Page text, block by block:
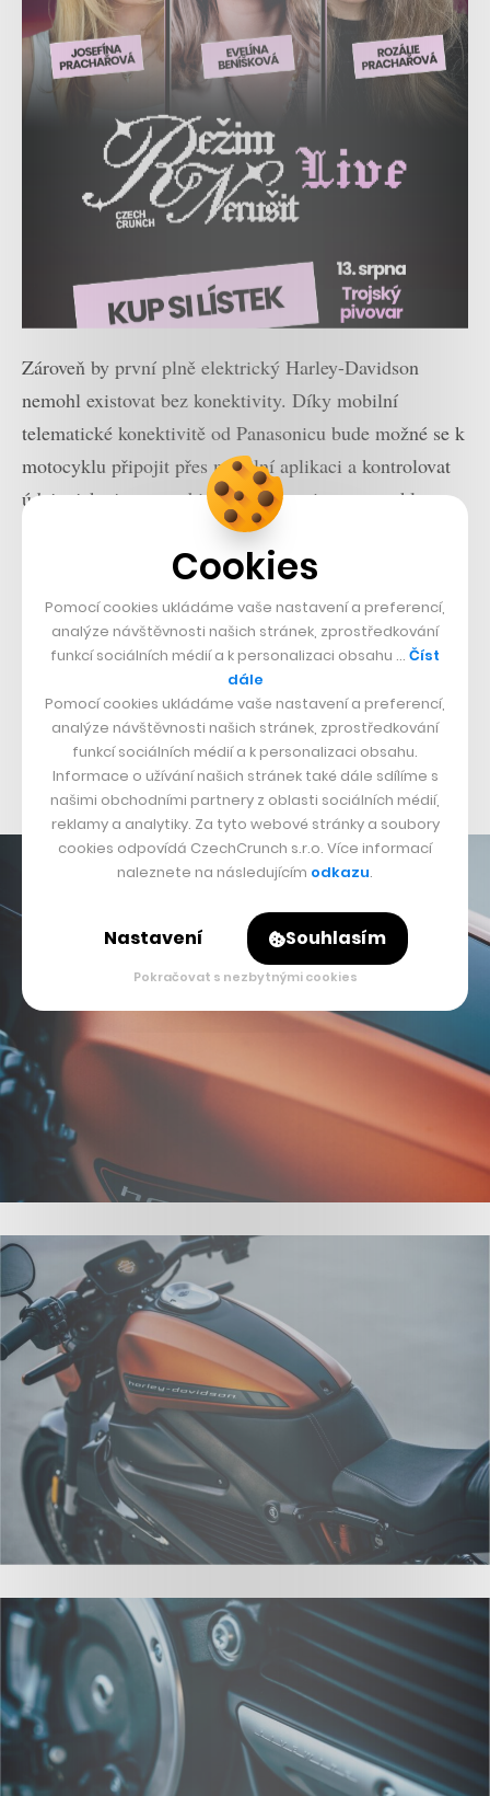
Zároveň by první plně elektrický Harley-Davidson
nemohl existovat bez konektivity. Díky mobilní
telematické konektivitě od Panasonicu bude možné se k
motocyklu připojit přes mobilní aplikaci a kontrolovat
údaje, jako je stav nabití baterie, pozice motocyklu,
nebo například zapínat bezpečnostní výstrahy.
Harley-Davidson LiveWire se začne letos v srpnu
prodávat ve Spojených státech a na vybraných trzích v
západní Evropě. Později by se měl rozšířit také do
dalších zemí, ale kdy se objeví v České republice,
zatím není jasné, stejně jako není známá evropská cena,
která bude pravděpodobně o něco vyšší než výše
uvedená americká.
Cookies
Pomocí cookies ukládáme vaše nastavení a preferencí,
analýze návštěvnosti našich stránek, zprostředkování
funkcí sociálních médií a k personalizaci obsahu … Číst
dále
Pomocí cookies ukládáme vaše nastavení a preferencí,
analýze návštěvnosti našich stránek, zprostředkování
funkcí sociálních médií a k personalizaci obsahu.
Informace o užívání našich stránek také dále sdílíme s
našimi obchodními partnery z oblasti sociálních médií,
reklamy a analytiky. Za tyto webové stránky a soubory
cookies odpovídá CzechCrunch s.r.o. Více informací
naleznete na následujícím odkazu.
Nastavení Souhlasím
Pokračovat s nezbytnými cookies